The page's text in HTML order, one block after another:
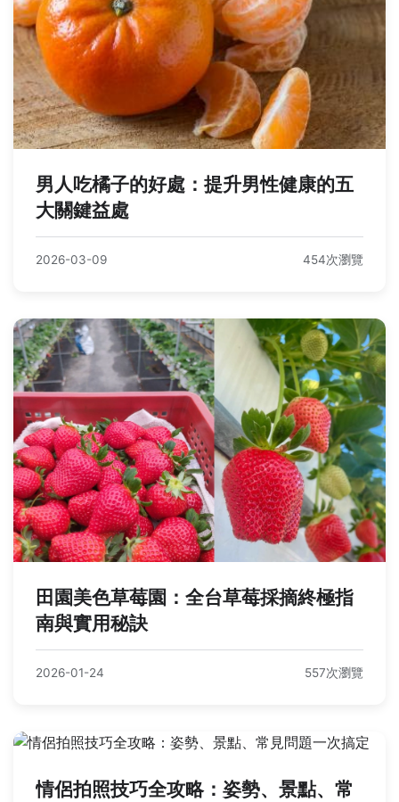
男人吃橘子的好處：提升男性健康的五
大關鍵益處
2026-03-09 454次瀏覽
田園美色草莓園：全台草莓採摘終極指
南與實用秘訣
2026-01-24 557次瀏覽
情侶拍照技巧全攻略：姿勢、景點、常